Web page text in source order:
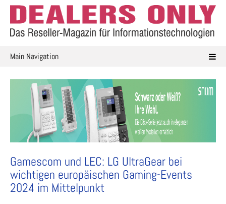
Skip
content
Main Navigation
Gamescom und LEC: LG UltraGear bei
wichtigen europäischen Gaming-Events
2024 im Mittelpunkt